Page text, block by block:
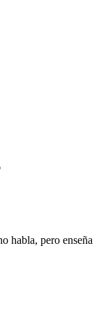
habla, pero enseña